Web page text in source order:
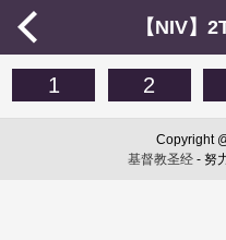
【NIV】
1 2
Copyright
基督教圣经 - 努